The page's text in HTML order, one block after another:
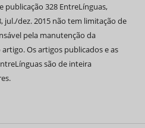
publicação 328 EntreLínguas,
jul./dez. 2015 não tem limitação de
pela manutenção da
Os artigos publicados e as
são de inteira